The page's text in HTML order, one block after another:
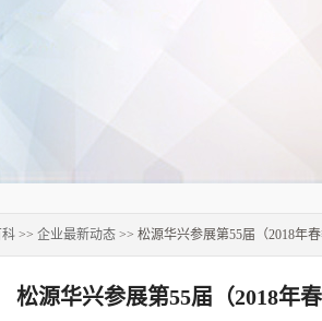
>> 企业最新动态 >> 松源华兴参展第55届（2018年
松源华兴参展第55届（2018年